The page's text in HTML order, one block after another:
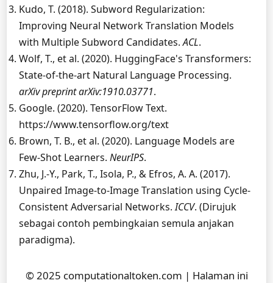
Kudo, T. (2018). Subword Regularization:
Improving Neural Network Translation Models
with Multiple Subword Candidates.ACL.
Wolf, T., et al. (2020). HuggingFace's Transformers:
State-of-the-art Natural Language Processing.
arXiv preprint arXiv:1910.03771.
Google. (2020). TensorFlow Text.
https://www.tensorflow.org/text
Brown, T. B., et al. (2020). Language Models are
Few-Shot Learners. NeurIPS.
Zhu, J.-Y., Park, T., Isola, P., & Efros, A. A. (2017).
Unpaired Image-to-Image Translation using Cycle-
Consistent Adversarial Networks.ICCV. (Dirujuk
sebagai contoh pembingkaian semula anjakan
paradigma).
© 2025 computationaltoken.com | Halaman ini